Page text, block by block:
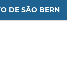
REVISTA DA FACULDADE DE DIREITO DE SÃO BERNARDO DO CAMPO